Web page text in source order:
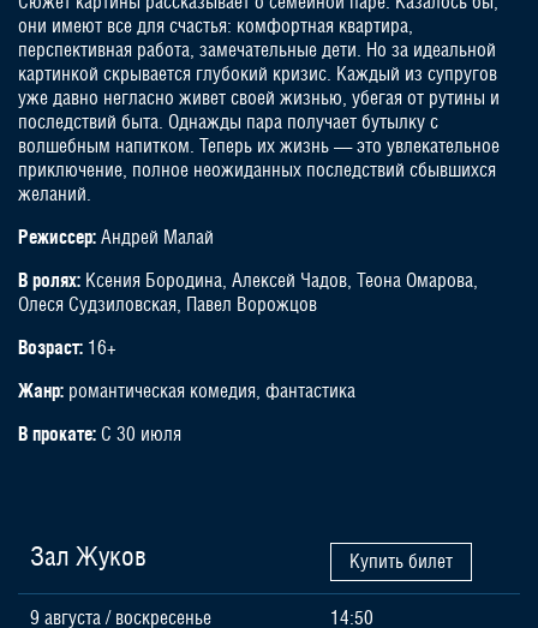
они имеют все для счастья: комфортная квартира,
перспективная работа, замечательные дети. Но за идеальной
картинкой скрывается глубокий кризис. Каждый из супругов
уже давно негласно живет своей жизнью, убегая от рутины и
последствий быта. Однажды пара получает бутылку с
волшебным напитком. Теперь их жизнь — это увлекательное
приключение, полное неожиданных последствий сбывшихся
желаний.
Режиссер: Андрей Малай
В ролях: Ксения Бородина, Алексей Чадов, Теона Омарова,
Олеся Судзиловская, Павел Ворожцов
Возраст: 16+
Жанр: романтическая комедия, фантастика
В прокате: С 30 июля
Зал Жуков Купить билет
9 августа / воскресенье 14:50